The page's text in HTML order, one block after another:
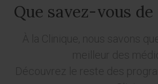
Que savez-vous